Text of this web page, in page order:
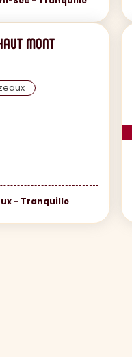
MONT
- Tranquille